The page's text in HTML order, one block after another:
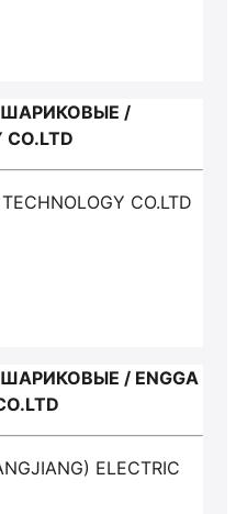
/
CO.LTD
CO.LTD
/ ENGGA
ELECTRIC